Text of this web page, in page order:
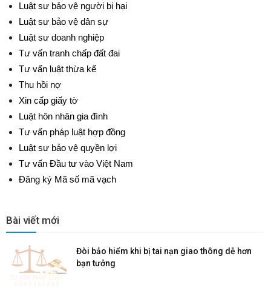
Luật sư bảo vệ người bị hại
Luật sư bảo vệ dân sự
Luật sư doanh nghiệp
Tư vấn tranh chấp đất đai
Tư vấn luật thừa kế
Thu hồi nợ
Xin cấp giấy tờ
Luật hôn nhân gia đình
Tư vấn pháp luật hợp đồng
Luật sư bảo vệ quyền lợi
Tư vấn Đầu tư vào Việt Nam
Đăng ký Mã số mã vạch
Bài viết mới
Đòi bảo hiểm khi bị tai nạn giao thông dễ hơn
bạn tưởng